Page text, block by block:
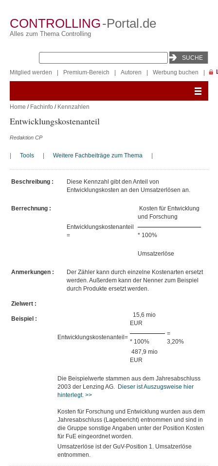
CONTROLLING-Portal.de
Alles zum Thema Controlling
Mitglied werden Premium-Bereich Autoren Werbung buchen
Home / Fachinfo / Kennzahlen
Entwicklungskostenanteil
Redaktion CP
Tools Weitere Fachbeiträge zum Thema
Beschreibung :
Diese Kennzahl gibt den Anteil von
Entwicklungskosten an den Umsatzerlösen an.
Berrechnung :
Entwicklungskostenanteil
=
Kosten für Entwicklung
und Forschung
* 100%
Umsatzerlöse
Anmerkungen :
Der Zähler kann durch einzelne Kostenarten ersetzt
werden. Außerdem kann der Nenner zum Beispiel
durch Produkte ersetzt werden.
Zielwert :
Beispiel :
Entwicklungskostenanteil=
15,6 mio
EUR
=
3,20%
* 100%
487,9 mio
EUR
Die Beispielwerte stammen aus dem Jahresabschluss
2003 der Lenzing AG. Dieser ist Auszugsweise hier
hinterlegt. >>
Kosten für Forschung und Entwicklung wurden aus dem
Jahresabschluss (Lagebericht) entnommen und sind in
die Gruppe sonstige Angaben unter der Position Kosten
für FuE eingeordnet worden.
Umsatzerlöse ist der GuV-Position 1. Umsatzerlöse
entnommen.